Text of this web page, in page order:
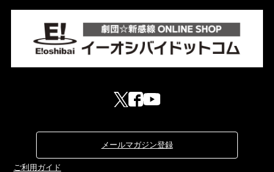
メールマガジン登録
ご利用ガイド